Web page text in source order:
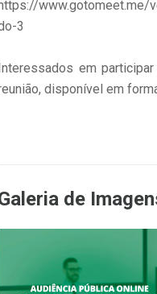
www.gotomeet.me/
3
em
disponível em
de